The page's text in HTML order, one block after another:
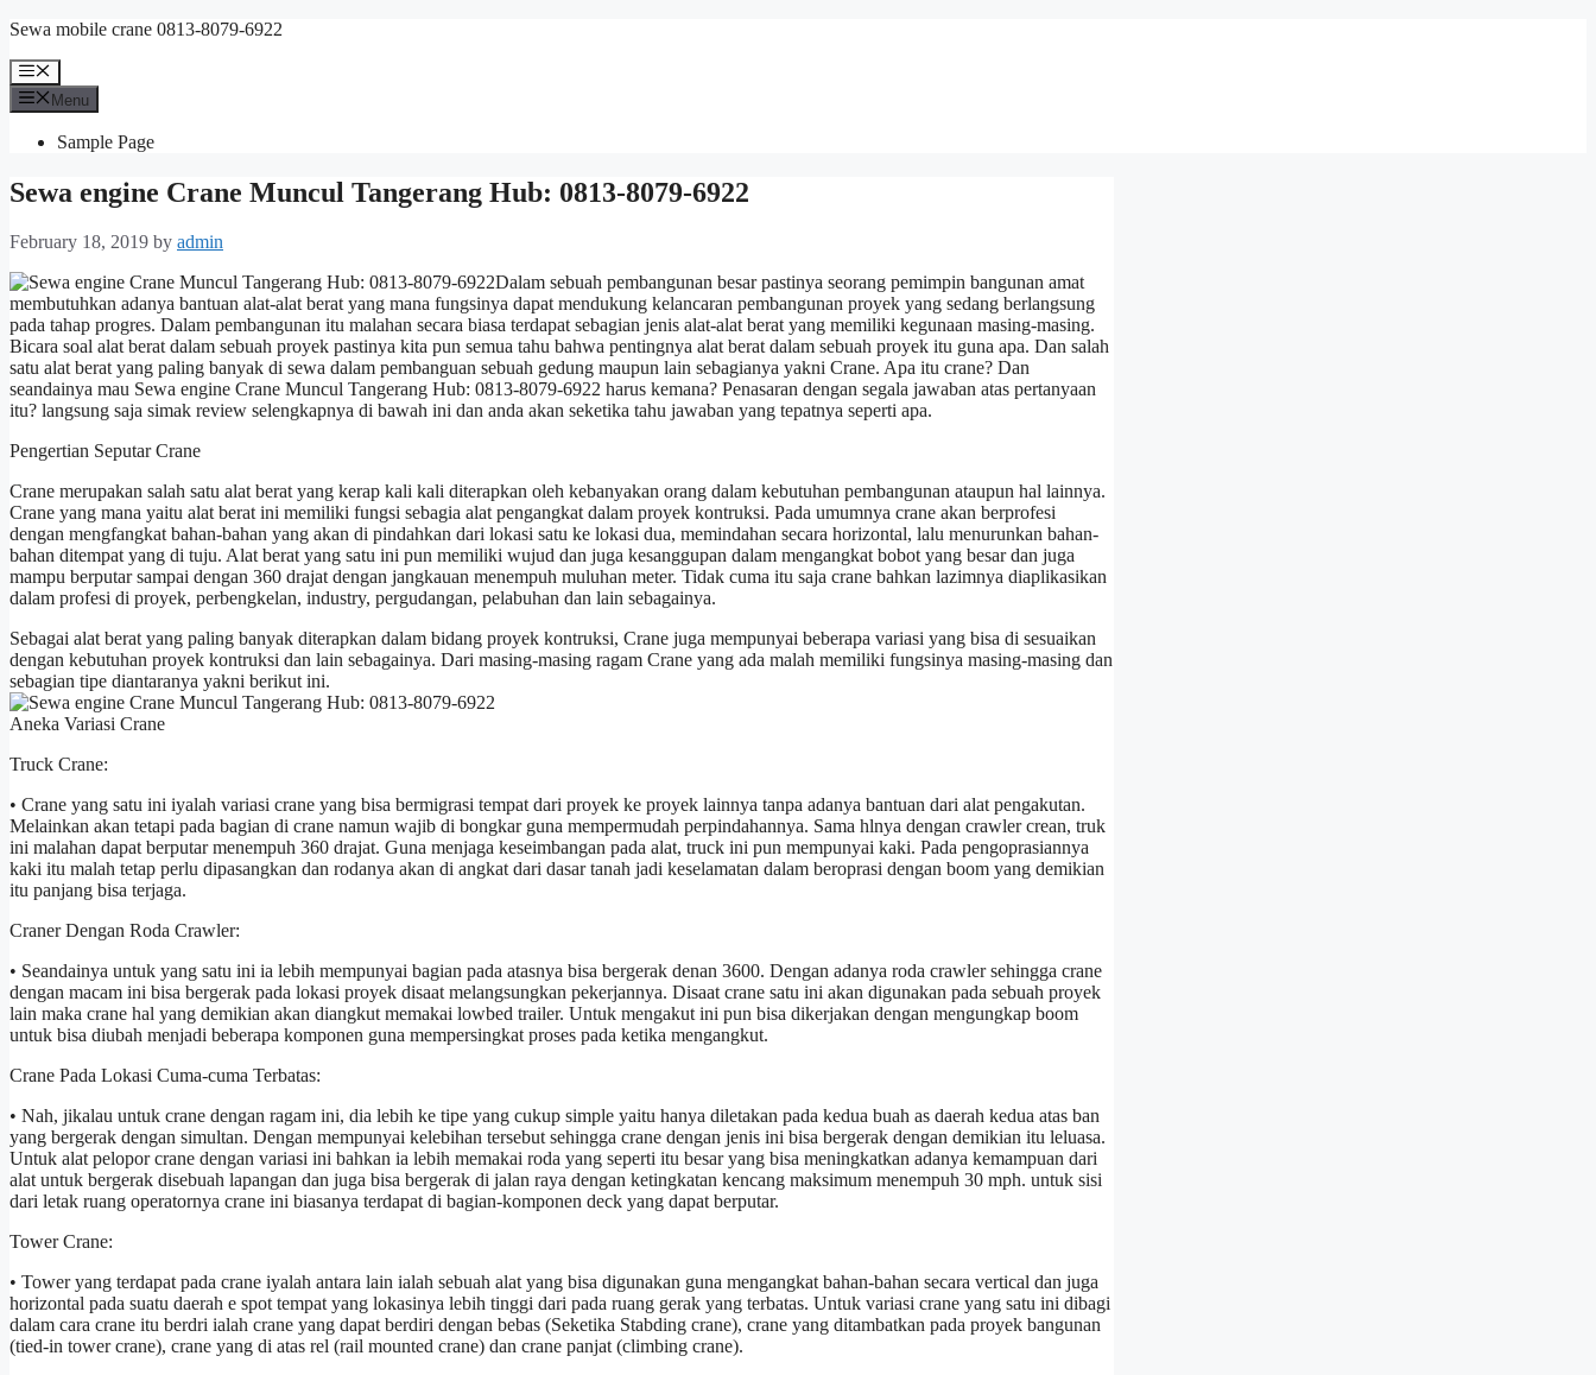
Skip
content
Sewa mobile crane 0813-8079-6922
Menu
Menu
Sample Page
Sewa engine Crane Muncul Tangerang Hub: 0813-8079-6922
February 18, 2019 by admin
Dalam sebuah pembangunan besar pastinya seorang pemimpin bangunan amat
membutuhkan adanya bantuan alat-alat berat yang mana fungsinya dapat mendukung kelancaran pembangunan proyek yang sedang berlangsung
pada tahap progres. Dalam pembangunan itu malahan secara biasa terdapat sebagian jenis alat-alat berat yang memiliki kegunaan masing-masing.
Bicara soal alat berat dalam sebuah proyek pastinya kita pun semua tahu bahwa pentingnya alat berat dalam sebuah proyek itu guna apa. Dan salah
satu alat berat yang paling banyak di sewa dalam pembanguan sebuah gedung maupun lain sebagianya yakni Crane. Apa itu crane? Dan
seandainya mau Sewa engine Crane Muncul Tangerang Hub: 0813-8079-6922 harus kemana? Penasaran dengan segala jawaban atas pertanyaan
itu? langsung saja simak review selengkapnya di bawah ini dan anda akan seketika tahu jawaban yang tepatnya seperti apa.
Pengertian Seputar Crane
Crane merupakan salah satu alat berat yang kerap kali kali diterapkan oleh kebanyakan orang dalam kebutuhan pembangunan ataupun hal lainnya.
Crane yang mana yaitu alat berat ini memiliki fungsi sebagia alat pengangkat dalam proyek kontruksi. Pada umumnya crane akan berprofesi
dengan mengfangkat bahan-bahan yang akan di pindahkan dari lokasi satu ke lokasi dua, memindahan secara horizontal, lalu menurunkan bahan-
bahan ditempat yang di tuju. Alat berat yang satu ini pun memiliki wujud dan juga kesanggupan dalam mengangkat bobot yang besar dan juga
mampu berputar sampai dengan 360 drajat dengan jangkauan menempuh muluhan meter. Tidak cuma itu saja crane bahkan lazimnya diaplikasikan
dalam profesi di proyek, perbengkelan, industry, pergudangan, pelabuhan dan lain sebagainya.
Sebagai alat berat yang paling banyak diterapkan dalam bidang proyek kontruksi, Crane juga mempunyai beberapa variasi yang bisa di sesuaikan
dengan kebutuhan proyek kontruksi dan lain sebagainya. Dari masing-masing ragam Crane yang ada malah memiliki fungsinya masing-masing dan
sebagian tipe diantaranya yakni berikut ini.
Aneka Variasi Crane
Truck Crane:
• Crane yang satu ini iyalah variasi crane yang bisa bermigrasi tempat dari proyek ke proyek lainnya tanpa adanya bantuan dari alat pengakutan.
Melainkan akan tetapi pada bagian di crane namun wajib di bongkar guna mempermudah perpindahannya. Sama hlnya dengan crawler crean, truk
ini malahan dapat berputar menempuh 360 drajat. Guna menjaga keseimbangan pada alat, truck ini pun mempunyai kaki. Pada pengoprasiannya
kaki itu malah tetap perlu dipasangkan dan rodanya akan di angkat dari dasar tanah jadi keselamatan dalam beroprasi dengan boom yang demikian
itu panjang bisa terjaga.
Craner Dengan Roda Crawler:
• Seandainya untuk yang satu ini ia lebih mempunyai bagian pada atasnya bisa bergerak denan 3600. Dengan adanya roda crawler sehingga crane
dengan macam ini bisa bergerak pada lokasi proyek disaat melangsungkan pekerjannya. Disaat crane satu ini akan digunakan pada sebuah proyek
lain maka crane hal yang demikian akan diangkut memakai lowbed trailer. Untuk mengakut ini pun bisa dikerjakan dengan mengungkap boom
untuk bisa diubah menjadi beberapa komponen guna mempersingkat proses pada ketika mengangkut.
Crane Pada Lokasi Cuma-cuma Terbatas:
• Nah, jikalau untuk crane dengan ragam ini, dia lebih ke tipe yang cukup simple yaitu hanya diletakan pada kedua buah as daerah kedua atas ban
yang bergerak dengan simultan. Dengan mempunyai kelebihan tersebut sehingga crane dengan jenis ini bisa bergerak dengan demikian itu leluasa.
Untuk alat pelopor crane dengan variasi ini bahkan ia lebih memakai roda yang seperti itu besar yang bisa meningkatkan adanya kemampuan dari
alat untuk bergerak disebuah lapangan dan juga bisa bergerak di jalan raya dengan ketingkatan kencang maksimum menempuh 30 mph. untuk sisi
dari letak ruang operatornya crane ini biasanya terdapat di bagian-komponen deck yang dapat berputar.
Tower Crane:
• Tower yang terdapat pada crane iyalah antara lain ialah sebuah alat yang bisa digunakan guna mengangkat bahan-bahan secara vertical dan juga
horizontal pada suatu daerah e spot tempat yang lokasinya lebih tinggi dari pada ruang gerak yang terbatas. Untuk variasi crane yang satu ini dibagi
dalam cara crane itu berdri ialah crane yang dapat berdiri dengan bebas (Seketika Stabding crane), crane yang ditambatkan pada proyek bangunan
(tied-in tower crane), crane yang di atas rel (rail mounted crane) dan crane panjat (climbing crane).